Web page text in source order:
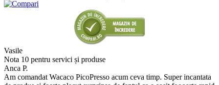
Vasile
Nota 10 pentru servici și produse
Anca P.
Am comandat Wacaco PicoPresso acum ceva timp. Super incantata